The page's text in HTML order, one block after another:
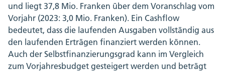
und liegt 37,8 Mio. Franken über dem Voranschlag vom
Vorjahr (2023: 3,0 Mio. Franken). Ein Cashflow
bedeutet, dass die laufenden Ausgaben vollständig aus
den laufenden Erträgen finanziert werden können.
Auch der Selbstfinanzierungsgrad kann im Vergleich
zum Vorjahresbudget gesteigert werden und beträgt